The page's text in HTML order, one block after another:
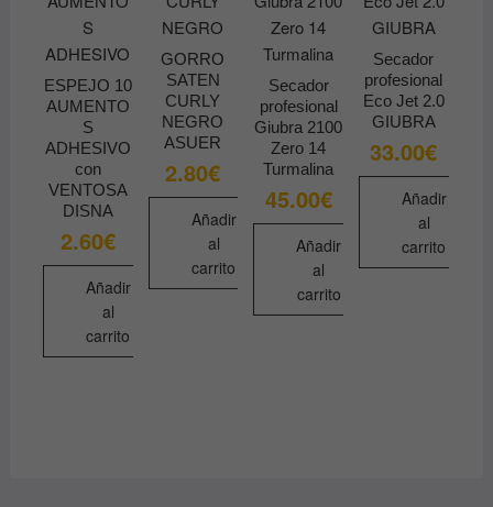
ESPEJO 10
AUMENTO
S
ADHESIVO
con
VENTOSA
DISNA
2.60€
Añadir
al
carrito
GORRO
SATEN
CURLY
NEGRO
ASUER
2.80€
Añadir
al
carrito
Secador
profesional
Giubra 2100
Zero 14
Turmalina
45.00€
Añadir
al
carrito
Secador
profesional
Eco Jet 2.0
GIUBRA
33.00€
Añadir
al
carrito